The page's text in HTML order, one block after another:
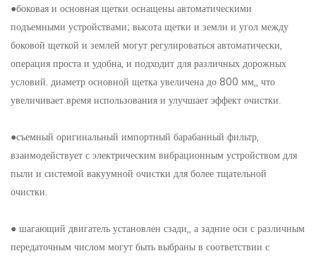
●боковая и основная щетки оснащены автоматическими
подъемными устройствами; высота щетки и земли и угол между
боковой щеткой и землей могут регулироваться автоматически,
операция проста и удобна, и подходит для различных дорожных
условий. диаметр основной щетка увеличена до 800 мм,, что
увеличивает время использования и улучшает эффект очистки.
●съемный оригинальный импортный барабанный фильтр,
взаимодействует с электрическим вибрационным устройством для
пыли и системой вакуумной очистки для более тщательной
очистки.
● шагающий двигатель установлен сзади,, а задние оси с различным
передаточным числом могут быть выбраны в соответствии с